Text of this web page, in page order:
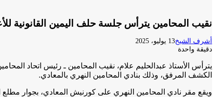
نقيب المحامين يترأس جلسة حلف اليمين القانونية
أشرف الشيخ13 يوليو، 2025
دقيقة واحدة
الكشف المرفق، وذلك بنادي المحامين النهري بالمعادي.
ويقع مقر نادي المحامين النهري على كورنيش المعادي، بجوار